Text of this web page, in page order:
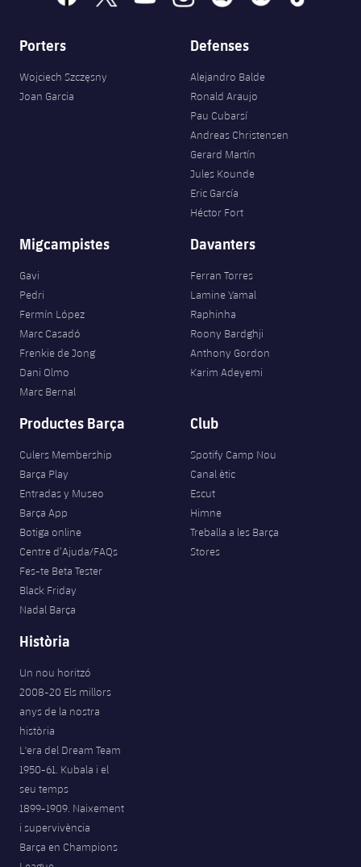
Porters
Wojciech Szczęsny
Joan Garcia
Defenses
Alejandro Balde
Ronald Araujo
Pau Cubarsí
Andreas Christensen
Gerard Martín
Jules Kounde
Eric García
Héctor Fort
Migcampistes
Gavi
Pedri
Fermín López
Marc Casadó
Frenkie de Jong
Dani Olmo
Marc Bernal
Davanters
Ferran Torres
Lamine Yamal
Raphinha
Roony Bardghji
Anthony Gordon
Karim Adeyemi
Productes Barça
Culers Membership
Barça Play
Entradas y Museo
Barça App
Botiga online
Centre d’Ajuda/FAQs
Fes-te Beta Tester
Black Friday
Nadal Barça
Club
Spotify Camp Nou
Canal ètic
Escut
Himne
Treballa a les Barça
Stores
Història
Un nou horitzó
2008-20 Els millors
anys de la nostra
història
L'era del Dream Team
1950-61. Kubala i el
seu temps
1899-1909. Naixement
i supervivència
Barça en Champions